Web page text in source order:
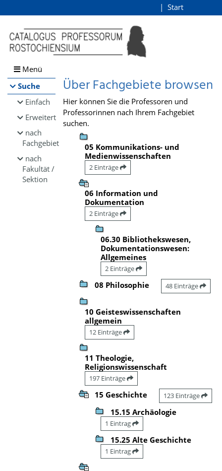
Browsen
direkt zum Inhalt
Start
Menü
Suche
Einfach
Erweitert
nach
Fachgebiet
nach
Fakultät /
Sektion
Über Fachgebiete browsen
Hier können Sie die Professoren und
Professorinnen nach Ihrem Fachgebiet
suchen.
05 Kommunikations- und
Medienwissenschaften
2 Einträge
06 Information und
Dokumentation
2 Einträge
06.30 Bibliothekswesen,
Dokumentationswesen:
Allgemeines
2 Einträge
08 Philosophie 48 Einträge
10 Geisteswissenschaften
allgemein
12 Einträge
11 Theologie,
Religionswissenschaft
197 Einträge
15 Geschichte 123 Einträge
15.15 Archäologie
1 Eintrag
15.25 Alte Geschichte
1 Eintrag